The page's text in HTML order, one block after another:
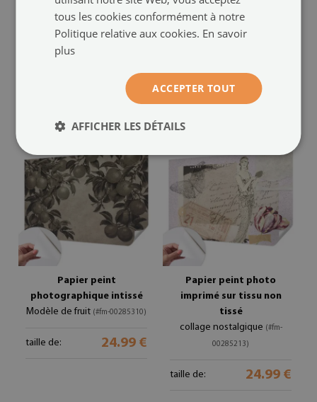
imprimé sur tissu non
tissé
Paysage exotique
24.99 €
Motif géométrique
00285321)
Papier peint
photographique intissé
Modèle de fruit (#fm-00285310)
taille de: 24.99 €
Papier peint photo
imprimé sur tissu non
tissé
collage nostalgique (#fm-
00285213)
taille de: 24.99 €
tous les cookies conformément à notre
Politique relative aux cookies. En savoir
plus
ACCEPTER TOUT
AFFICHER LES DÉTAILS